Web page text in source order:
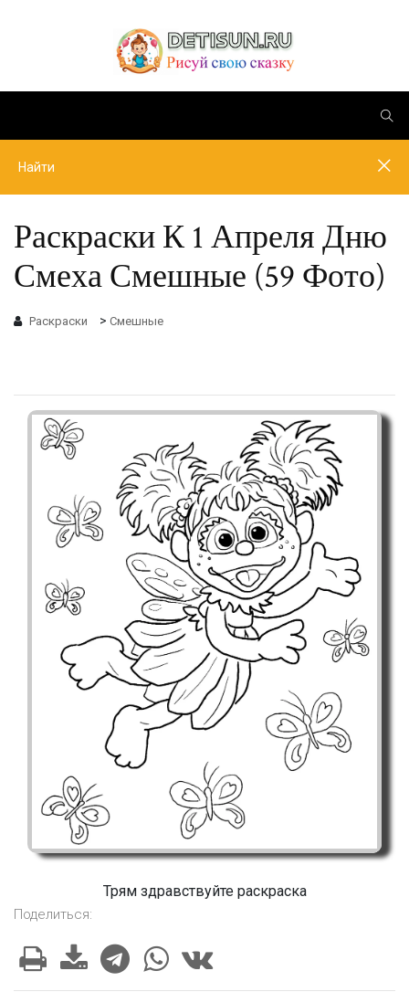
Раскраски К 1 Апреля Дню
Смеха Смешные (59 Фото)
Раскраски > Смешные
Трям здравствуйте раскраска
Поделиться: